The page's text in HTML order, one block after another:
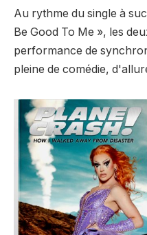
Au rythme du single à
Be Good To Me », les
performance de
pleine de comédie,